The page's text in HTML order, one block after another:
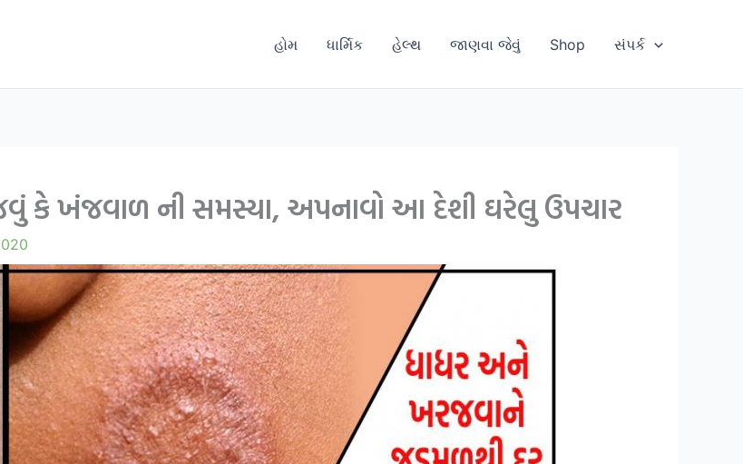
હોમ ધાર્મિક હેલ્થ જાણવા જેવું Shop સંપર્ક
કે ખંજવાળ ની સમસ્યા, અપનાવો આ દેશી ઘરેલુ ઉપચાર